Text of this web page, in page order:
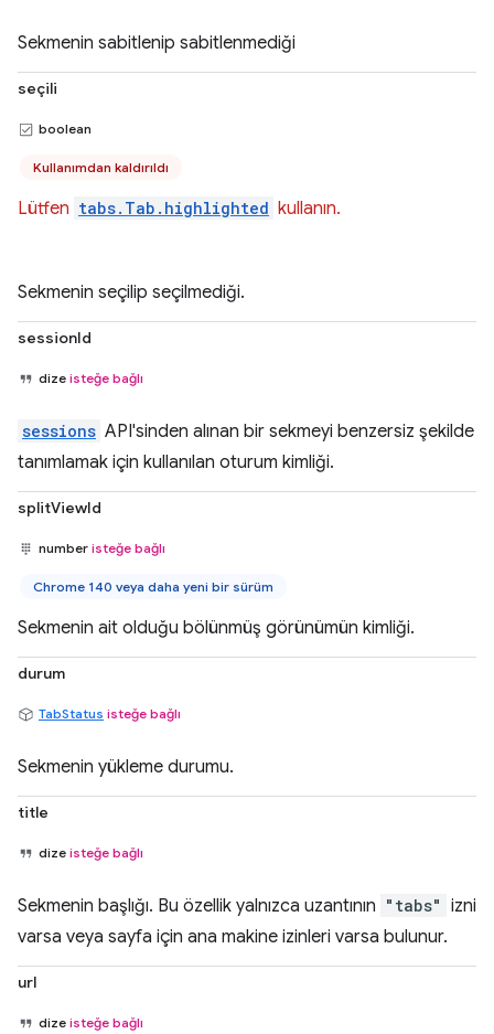
Sekmenin sabitlenip sabitlenmediği
seçili
boolean
Kullanımdan kaldırıldı
Lütfen tabs.Tab.highlighted kullanın.
Sekmenin seçilip seçilmediği.
sessionId
dize isteğe bağlı
sessions API'sinden alınan bir sekmeyi benzersiz şekilde
tanımlamak için kullanılan oturum kimliği.
splitViewId
number isteğe bağlı
Chrome 140 veya daha yeni bir sürüm
Sekmenin ait olduğu bölünmüş görünümün kimliği.
durum
TabStatus isteğe bağlı
Sekmenin yükleme durumu.
title
dize isteğe bağlı
Sekmenin başlığı. Bu özellik yalnızca uzantının "tabs" izni
varsa veya sayfa için ana makine izinleri varsa bulunur.
url
dize isteğe bağlı